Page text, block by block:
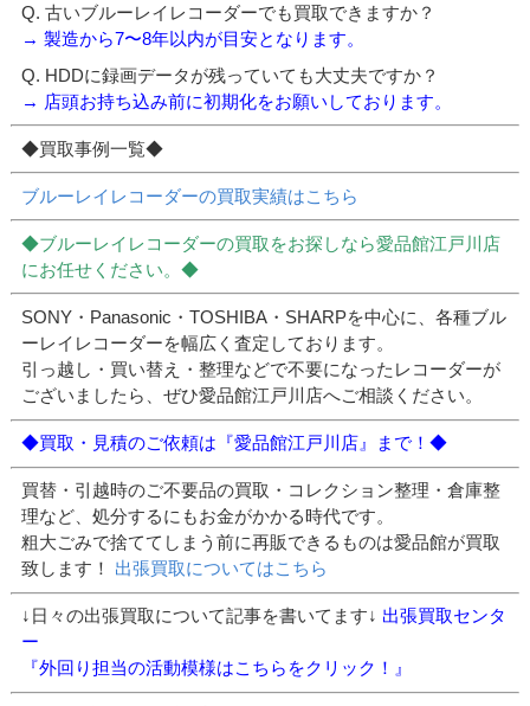
Q. 古いブルーレイレコーダーでも買取できますか？
→ 製造から7〜8年以内が目安となります。
Q. HDDに録画データが残っていても大丈夫ですか？
→ 店頭お持ち込み前に初期化をお願いしております。
◆買取事例一覧◆
ブルーレイレコーダーの買取実績はこちら
◆ブルーレイレコーダーの買取をお探しなら愛品館江戸川店
にお任せください。◆
SONY・Panasonic・TOSHIBA・SHARPを中心に、各種ブル
ーレイレコーダーを幅広く査定しております。
引っ越し・買い替え・整理などで不要になったレコーダーが
ございましたら、ぜひ愛品館江戸川店へご相談ください。
◆買取・見積のご依頼は『愛品館江戸川店』まで！◆
買替・引越時のご不要品の買取・コレクション整理・倉庫整
理など、処分するにもお金がかかる時代です。
粗大ごみで捨ててしまう前に再販できるものは愛品館が買取
致します！ 出張買取についてはこちら
↓日々の出張買取について記事を書いてます↓ 出張買取センタ
ー
『外回り担当の活動模様はこちらをクリック！』